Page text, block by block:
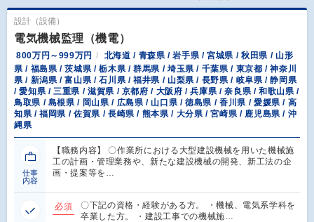
設計（設備）
電気機械監理（機電）
800万円～999万円
北海道 / 青森県 / 岩手県 / 宮城県 / 秋田県 / 山形
県 / 福島県 / 茨城県 / 栃木県 / 群馬県 / 埼玉県 / 千葉県 / 東京都 / 神奈川
県 / 新潟県 / 富山県 / 石川県 / 福井県 / 山梨県 / 長野県 / 岐阜県 / 静岡県
/ 愛知県 / 三重県 / 滋賀県 / 京都府 / 大阪府 / 兵庫県 / 奈良県 / 和歌山県 /
鳥取県 / 島根県 / 岡山県 / 広島県 / 山口県 / 徳島県 / 香川県 / 愛媛県 / 高
知県 / 福岡県 / 佐賀県 / 長崎県 / 熊本県 / 大分県 / 宮崎県 / 鹿児島県 / 沖
縄県
仕事
内容
【職務内容】 〇作業所における大型建設機械を用いた機械施
工の計画・管理業務や、新たな建設機械の開発、新工法の企
画・提案等を…
必須
〇下記の資格・経験がある方。 ・機械、電気系学科を
卒業した方。 ・建設工事での機械施…